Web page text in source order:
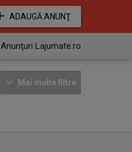
ADAUGĂ ANUNŢ
Anunţuri Lajumate.ro
Mai multe filtre